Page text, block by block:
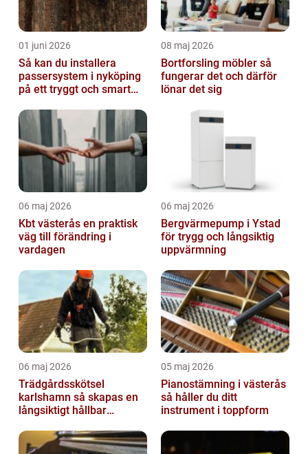
01 juni 2026
Så kan du installera
passersystem i nyköping
på ett tryggt och smart
08 maj 2026
Bortforsling möbler så
fungerar det och därför
lönar det sig
06 maj 2026
Kbt västerås en praktisk
väg till förändring i
vardagen
06 maj 2026
Bergvärmepump i Ystad
för trygg och långsiktig
uppvärmning
06 maj 2026
Trädgårdsskötsel
karlshamn så skapas en
långsiktigt hållbar
05 maj 2026
Pianostämning i västerås
så håller du ditt
instrument i toppform